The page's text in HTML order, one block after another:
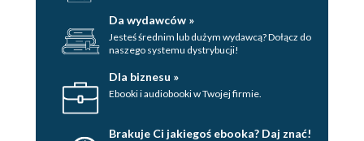
Da wydawców »
Jesteś średnim lub dużym wydawcą? Dołącz do
naszego systemu dystrybucji!
Dla biznesu »
Ebooki i audiobooki w Twojej firmie.
Brakuje Ci jakiegoś ebooka? Daj znać!